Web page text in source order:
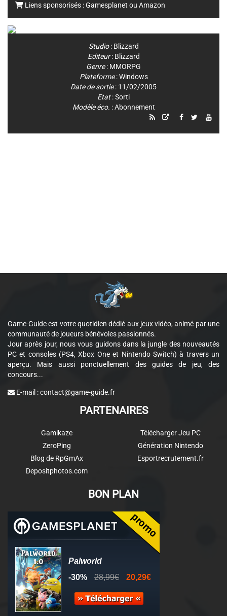
Liens sponsorisés :Gamesplanet ou Amazon
Studio: Blizzard
Editeur: Blizzard
Genre: MMORPG
Plateforme:Windows
Date de sortie: 11/02/2005
Etat: Sorti
Modèle éco. : Abonnement
Game-Guide est votre quotidien dédié aux jeux vidéo, animé par une
communauté de joueurs bénévoles passionnés.
Jour après jour, nous vous guidons dans la jungle des nouveautés
PC et consoles (PS4, Xbox One et Nintendo Switch) à travers un
aperçu. Mais aussi ponctuellement des guides de jeu, des
concours...
E-mail :contact@game-guide.fr
PARTENAIRES
Gamikaze
ZeroPing
Blog de RpGmAx
Depositphotos.com
Télécharger Jeu PC
Génération Nintendo
Esportrecrutement.fr
BON PLAN